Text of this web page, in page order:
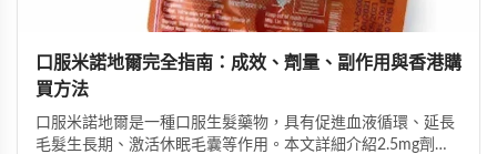
口服米諾地爾完全指南：成效、劑量、副作用與香港購
買方法
口服米諾地爾是一種口服生髮藥物，具有促進血液循環、延長
毛髮生長期、激活休眠毛囊等作用。本文詳細介紹2.5mg劑量